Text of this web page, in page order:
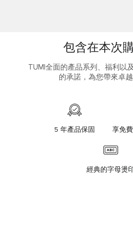
包含在本次
TUMI全面的產品系列、福利以
的承諾，為您帶來卓越
5 年產品保固 享免
經典的字母燙